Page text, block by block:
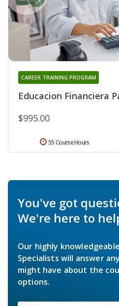
Educacion Financiera
CAREER TRAINING PROGRAM
$995.00
55 Course Hours
You've got
We're here to
Our highly
Specialists will answer
might have about the
options.